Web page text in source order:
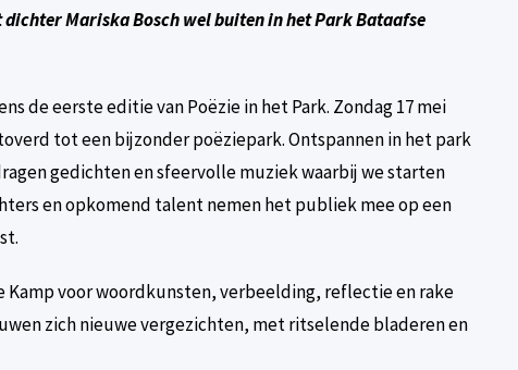
Mariska Bosch wel buiten in het Park Bataafse
de eerste editie van Poëzie in het Park. Zondag 17 mei
tot een bijzonder poëziepark. Ontspannen in het park
gedichten en sfeervolle muziek waarbij we starten
en opkomend talent nemen het publiek mee op een
Kamp voor woordkunsten, verbeelding, reflectie en rake
zich nieuwe vergezichten, met ritselende bladeren en